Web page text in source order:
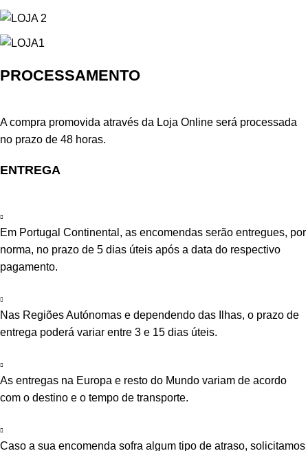
PROCESSAMENTO
A compra promovida através da Loja Online será processada
no prazo de 48 horas.
ENTREGA
Em Portugal Continental, as encomendas serão entregues, por
norma, no prazo de 5 dias úteis após a data do respectivo
pagamento.
Nas Regiões Autónomas e dependendo das Ilhas, o prazo de
entrega poderá variar entre 3 e 15 dias úteis.
As entregas na Europa e resto do Mundo variam de acordo
com o destino e o tempo de transporte.
Caso a sua encomenda sofra algum tipo de atraso, solicitamos